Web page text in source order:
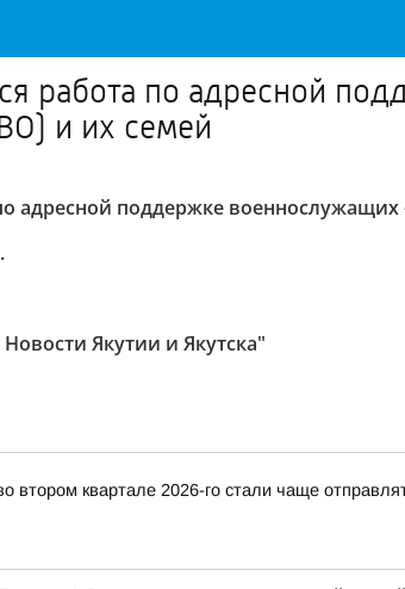
работа по адресной
и их семей
адресной поддержке
Якутии и Якутска"
втором квартале 2026-го стали чаще